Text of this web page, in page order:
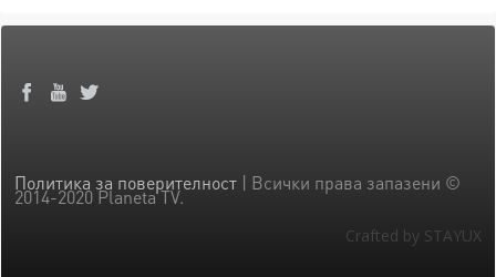
Политика за поверителност | Всички права запазени ©
2014-2020 Planeta TV.
Crafted by STAYUX